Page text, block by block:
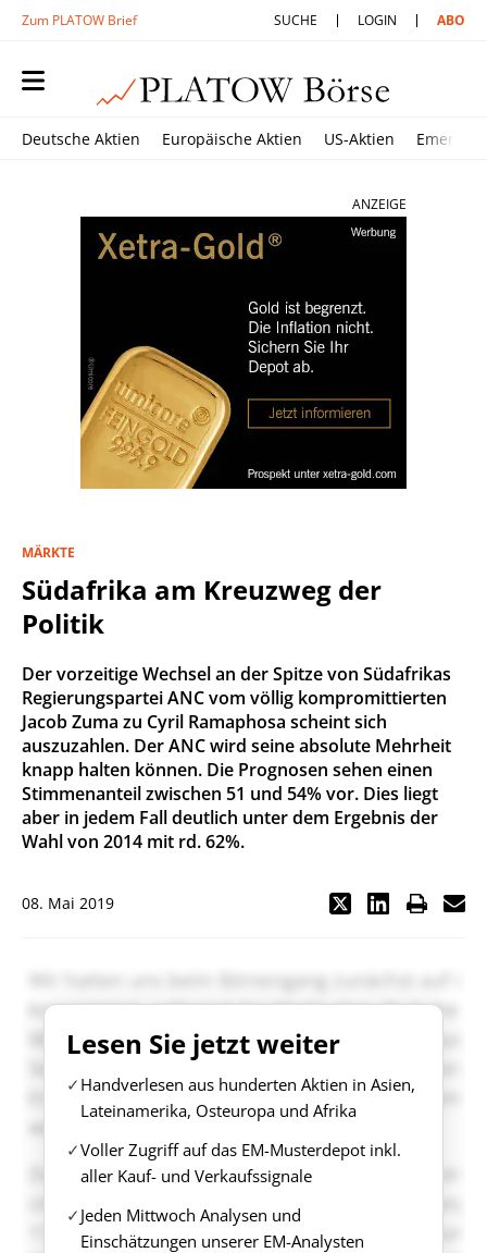
Zum PLATOW Brief SUCHE LOGIN ABO
Deutsche Aktien Europäische Aktien US-Aktien
ANZEIGE
MÄRKTE
Südafrika am Kreuzweg der
Politik
Der vorzeitige Wechsel an der Spitze von Südafrikas
Regierungspartei ANC vom völlig kompromittierten
Jacob Zuma zu Cyril Ramaphosa scheint sich
auszuzahlen. Der ANC wird seine absolute Mehrheit
knapp halten können. Die Prognosen sehen einen
Stimmenanteil zwischen 51 und 54% vor. Dies liegt
aber in jedem Fall deutlich unter dem Ergebnis der
Wahl von 2014 mit rd. 62%.
08. Mai 2019
Lesen Sie jetzt weiter
Handverlesen aus hunderten Aktien in Asien,
Lateinamerika, Osteuropa und Afrika
Voller Zugriff auf das EM-Musterdepot inkl.
aller Kauf- und Verkaufssignale
Jeden Mittwoch Analysen und
Einschätzungen unserer EM-Analysten